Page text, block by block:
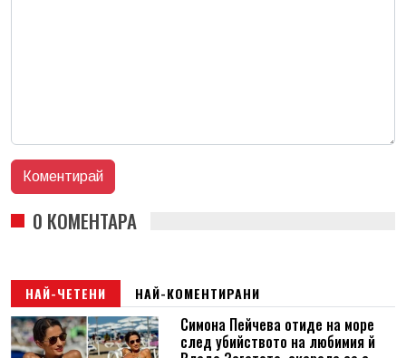
0 КОМЕНТАРА
НАЙ-ЧЕТЕНИ НАЙ-КОМЕНТИРАНИ
Симона Пейчева отиде на море
след убийството на любимия й